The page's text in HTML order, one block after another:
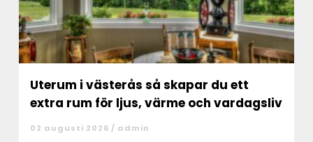
Uterum i västerås så skapar du ett
extra rum för ljus, värme och vardagsliv
02 augusti 2026 / admin